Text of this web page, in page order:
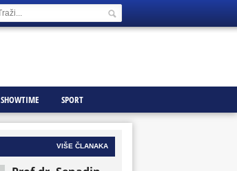
SHOWTIME SPORT
VIŠE ČLANAKA